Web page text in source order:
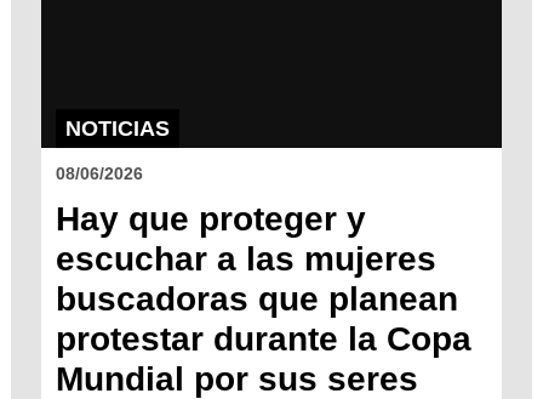
NOTICIAS
08/06/2026
Hay que proteger y
escuchar a las mujeres
buscadoras que planean
protestar durante la Copa
Mundial por sus seres